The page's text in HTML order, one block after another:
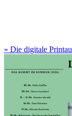
» Die digitale